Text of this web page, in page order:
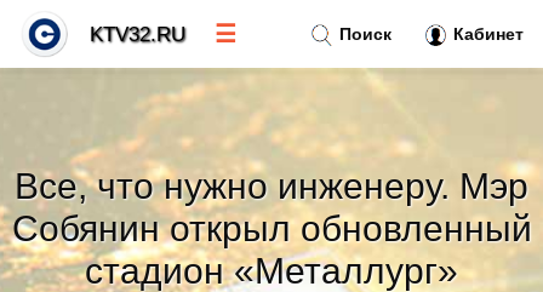
Все, что нужно инженеру. Мэр
Собянин открыл обновленный
стадион «Металлург»
Поиск Кабинет
KTV32.RU ☰
Тренды новостей»
Рубрики»